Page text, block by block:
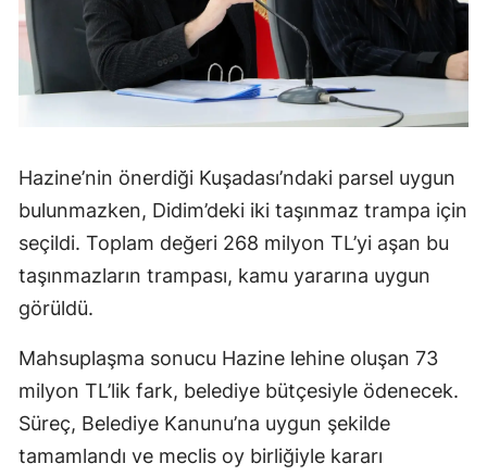
Hazine’nin önerdiği Kuşadası’ndaki parsel uygun
bulunmazken, Didim’deki iki taşınmaz trampa için
seçildi. Toplam değeri 268 milyon TL’yi aşan bu
taşınmazların trampası, kamu yararına uygun
görüldü.
Mahsuplaşma sonucu Hazine lehine oluşan 73
milyon TL’lik fark, belediye bütçesiyle ödenecek.
Süreç, Belediye Kanunu’na uygun şekilde
tamamlandı ve meclis oy birliğiyle kararı